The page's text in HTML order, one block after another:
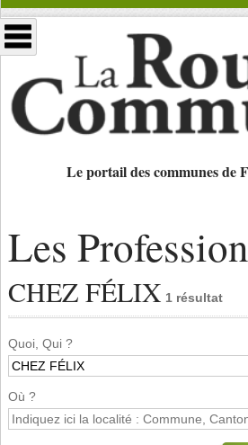
Le portail des communes de
Les
CHEZ FÉLIX 1 résultat
Quoi, Qui ?
Où ?